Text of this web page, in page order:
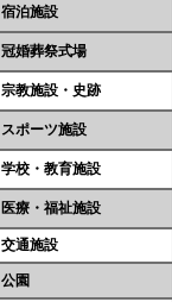
宿泊施設
冠婚葬祭式場
宗教施設・史跡
スポーツ施設
学校・教育施設
医療・福祉施設
交通施設
公園